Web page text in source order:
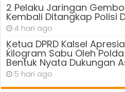
2 Pelaku Jaringan
Kembali Ditangkap Polisi
4 hari ago
Ķetua DPRD Kalsel
kilogram Sabu Oleh Polda
Bentuk Nyata Dukungan
5 hari ago